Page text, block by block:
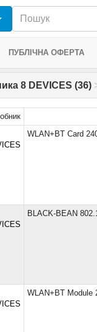
ПУБЛІЧНА ОФЕРТА
8 DEVICES (36)
WLAN+BT Card
BLACK-BEAN
WLAN+BT Module